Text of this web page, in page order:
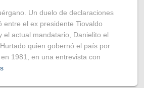
Un duelo de declaraciones
entre el ex presidente Tiovaldo
el actual mandatario, Danielito el
quien gobernó el país por
1981, en una entrevista con